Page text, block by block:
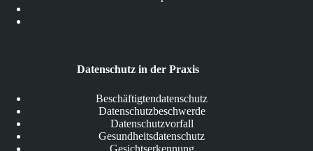
Datenschutz in der Praxis
Beschäftigtendatenschutz
Datenschutzbeschwerde
Datenschutzvorfall
Gesundheitsdatenschutz
Gesichtserkennung